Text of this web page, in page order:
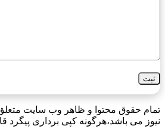
تمام حقوق محتوا و ظاهر وب سایت متعلق
نیوز می باشد،هرگونه کپی برداری پیگرد